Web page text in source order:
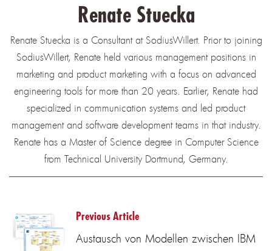
Renate Stuecka
Renate Stuecka is a Consultant at SodiusWillert. Prior to joining
SodiusWillert, Renate held various management positions in
marketing and product marketing with a focus on advanced
engineering tools for more than 20 years. Earlier, Renate had
specialized in communication systems and led product
management and software development teams in that industry.
Renate has a Master of Science degree in Computer Science
from Technical University Dortmund, Germany.
Previous Article
Austausch von Modellen zwischen IBM